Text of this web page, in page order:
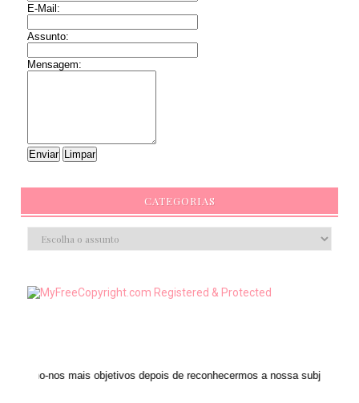
E-Mail:
Assunto:
Mensagem:
CATEGORIAS
objetivos depois de reconhecermos a nossa subjetividade." ANAIS NIN